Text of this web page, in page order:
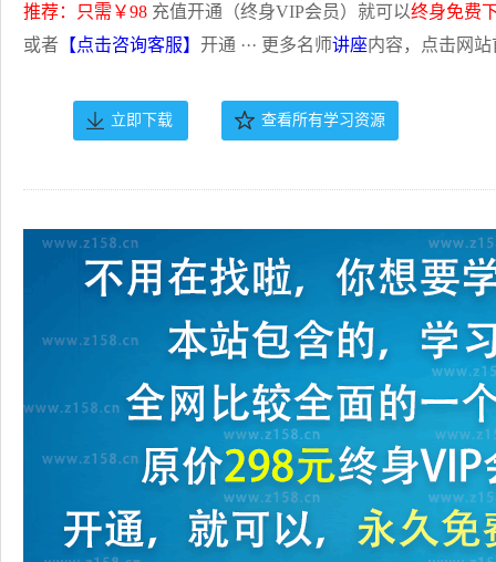
推荐：只需￥98 充值开通（终身VIP会员）就可以终身免费
或者 【点击咨询客服】 开通 ··· 更多名师讲座内容，点击网
立即下载 查看所有学习资源